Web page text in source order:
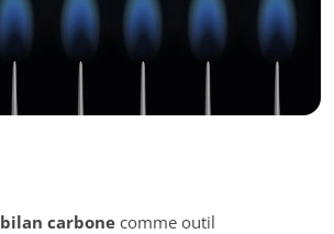
bilan carbonecomme outil